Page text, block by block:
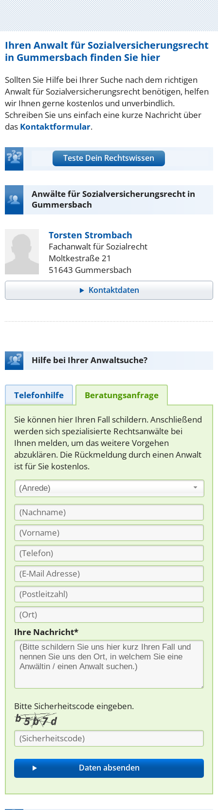
Ihren Anwalt für Sozialversicherungsrecht
in Gummersbach finden Sie hier
Sollten Sie Hilfe bei Ihrer Suche nach dem richtigen
Anwalt für Sozialversicherungsrecht benötigen, helfen
wir Ihnen gerne kostenlos und unverbindlich.
Schreiben Sie uns einfach eine kurze Nachricht über
das Kontaktformular.
Teste Dein Rechtswissen
Anwälte für Sozialversicherungsrecht in
Gummersbach
Torsten Strombach
Fachanwalt für Sozialrecht
Moltkestraße 21
51643 Gummersbach
Kontaktdaten
Hilfe bei Ihrer Anwaltsuche?
Telefonhilfe Beratungsanfrage
Sie können hier Ihren Fall schildern. Anschließend
werden sich spezialisierte Rechtsanwälte bei
Ihnen melden, um das weitere Vorgehen
abzuklären. Die Rückmeldung durch einen Anwalt
ist für Sie kostenlos.
(Anrede)
Ihre Nachricht*
Bitte Sicherheitscode eingeben.